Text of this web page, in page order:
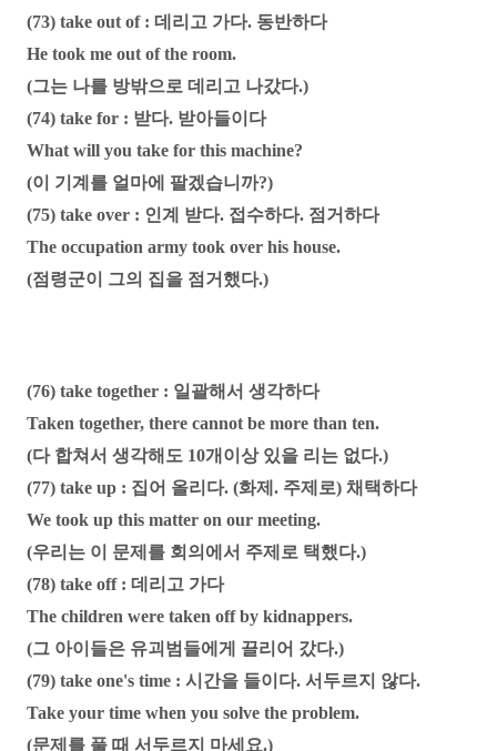
(73) take out of : 데리고 가다. 동반하다
He took me out of the room.
(그는 나를 방밖으로 데리고 나갔다.)
(74) take for : 받다. 받아들이다
What will you take for this machine?
(이 기계를 얼마에 팔겠습니까?)
(75) take over : 인계 받다. 접수하다. 점거하다
The occupation army took over his house.
(점령군이 그의 집을 점거했다.)
(76) take together : 일괄해서 생각하다
Taken together, there cannot be more than ten.
(다 합쳐서 생각해도 10개이상 있을 리는 없다.)
(77) take up : 집어 올리다. (화제. 주제로) 채택하다
We took up this matter on our meeting.
(우리는 이 문제를 회의에서 주제로 택했다.)
(78) take off : 데리고 가다
The children were taken off by kidnappers.
(그 아이들은 유괴범들에게 끌리어 갔다.)
(79) take one's time : 시간을 들이다. 서두르지 않다.
Take your time when you solve the problem.
(문제를 풀 때 서두르지 마세요.)